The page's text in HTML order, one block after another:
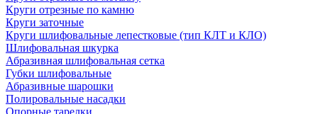
Круги отрезные по камню
Круги заточные
Круги шлифовальные лепестковые (тип КЛТ и КЛО)
Шлифовальная шкурка
Абразивная шлифовальная сетка
Губки шлифовальные
Абразивные шарошки
Полировальные насадки
Опорные тарелки